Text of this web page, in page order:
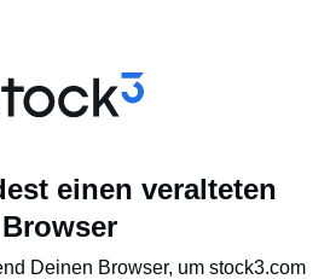
einen veralteten
Browser
Deinen Browser, um stock3.com